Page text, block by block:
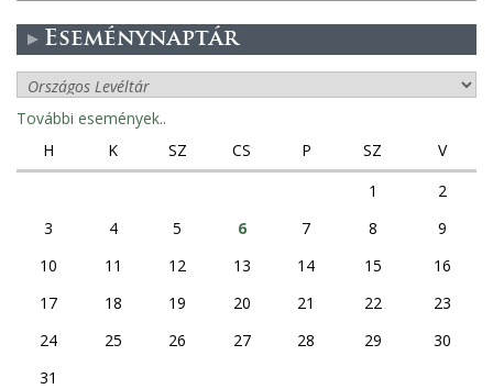
Eseménynaptár
További események..
H
K SZ CS P SZ
V
1
2
3
4 5 6 7 8
9
10
11 12 13 14 15
16
17
18 19 20 21 22
23
24
25 26 27 28 29
30
31